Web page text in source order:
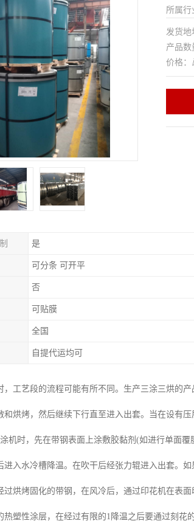
所属行
发货地
产品数
价格：
是
可分条 可开平
否
可贴膜
全国
自提代运均可
，工艺段的流程可能有所不同。生产三涂三烘的
和烘烤，然后继续下行直至进入出套。当在设有
机时，先在带钢表面上涂敷胶黏剂(如进行单面
进入水冷槽降温。在吹干后经张力辊进入出套。
过烘烤固化的带钢，在风冷后，通过印花机在表
热塑性涂层，在经过有限的1降温之后要通过刻花